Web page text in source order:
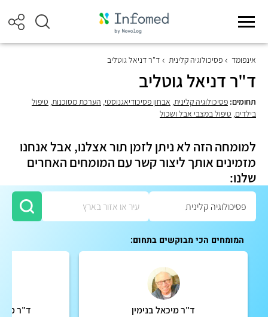
אינפומד פסיכולוגיה קלינית ד"ר דניאל גוטליב
ד"ר דניאל גוטליב
תחומים: פסיכולוגיה קלינית, אבחון פסיכודיאגנוסטי, הערכת מסוכנות, טיפול
בילדים, טיפול במצבי אבל ושכול
למומחה הזה לא ניתן לזמן תור אצלנו, אבל אנחנו
מזמינים אותך ליצור קשר עם המומחים האחרים
שלנו:
המומחים הכי מבוקשים בתחום:
ד"ר מיכאל בנימין ד"ר